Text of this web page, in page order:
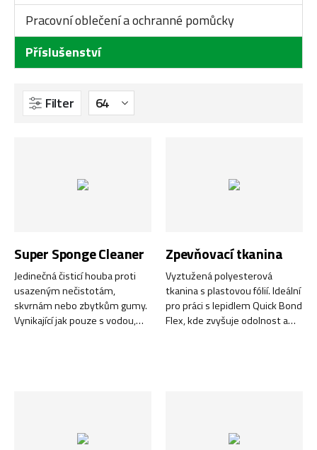
Pracovní oblečení a ochranné pomůcky
Příslušenství
Filter
Super Sponge Cleaner
Jedinečná čisticí houba proti
usazeným nečistotám,
skvrnám nebo zbytkům gumy.
Vynikající jak pouze s vodou,
Zpevňovací tkanina
Vyztužená polyesterová
tkanina s plastovou fólií. Ideální
pro práci s lepidlem Quick Bond
Flex, kde zvyšuje odolnost a